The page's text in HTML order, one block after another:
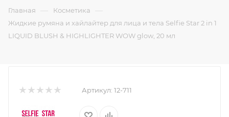
Главная — Косметика —
Жидкие румяна и хайлайтер для лица и тела Selfie Star 2 in 1
LIQUID BLUSH & HIGHLIGHTER WOW glow, 20 мл
Артикул: 12-711